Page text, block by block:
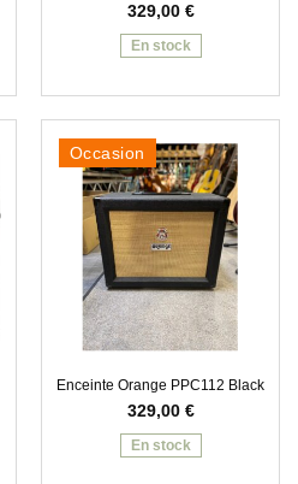
329,00 €
En stock
Occasion
Enceinte Orange PPC112 Black
329,00 €
En stock